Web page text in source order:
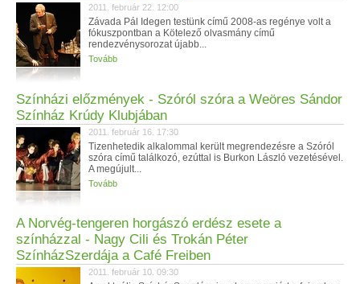
2011. február 22. 12:00
Závada Pál Idegen testünk című 2008-as regénye volt a
fókuszpontban a Kötelező olvasmány című
rendezvénysorozat újabb...
Tovább
Színházi előzmények - Szóról szóra a Weöres Sándor
Színház Krúdy Klubjában
2011. február 16. 17:30
Tizenhetedik alkalommal került megrendezésre a Szóról
szóra című találkozó, ezúttal is Burkon László vezetésével.
A megújult...
Tovább
A Norvég-tengeren horgászó erdész esete a
színházzal - Nagy Cili és Trokán Péter
SzínházSzerdája a Café Freiben
2011. február 10. 09:30